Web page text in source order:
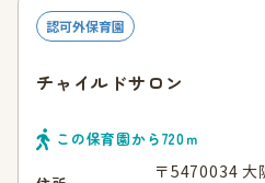
認可外保育園
チャイルドサロン
この保育園から720ｍ
〒5470034 大